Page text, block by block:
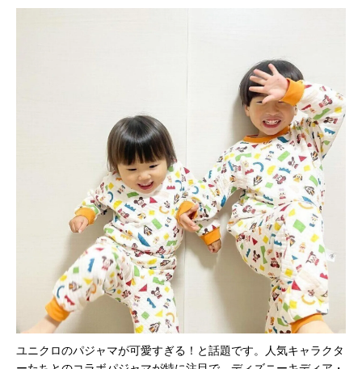
ユニクロのパジャマが可愛すぎる！と話題です。人気キャラクタ